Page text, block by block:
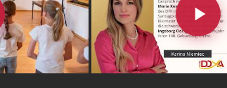
MÄRCHENNACHT MIT DEN